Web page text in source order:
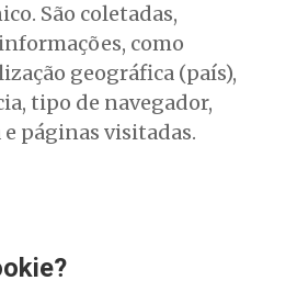
São coletadas,
como
geográfica (país),
tipo de navegador,
páginas visitadas.